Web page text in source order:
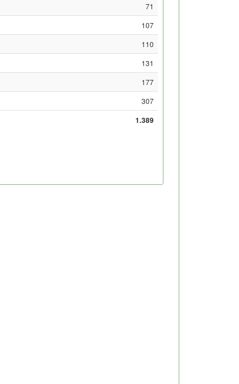
71
107
110
131
177
307
1.389